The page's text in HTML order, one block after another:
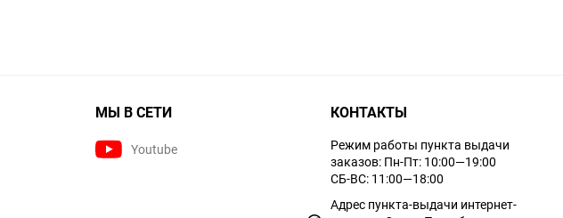
МЫ В СЕТИ
Youtube
КОНТАКТЫ
Режим работы пункта выдачи
заказов: Пн-Пт: 10:00—19:00
СБ-ВС: 11:00—18:00
Адрес пункта-выдачи интернет-